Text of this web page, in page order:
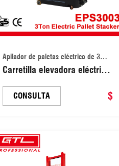
Apilador de paletas eléctrico de 3
toneladas
Carretilla elevadora eléctrica
CONSULTA $